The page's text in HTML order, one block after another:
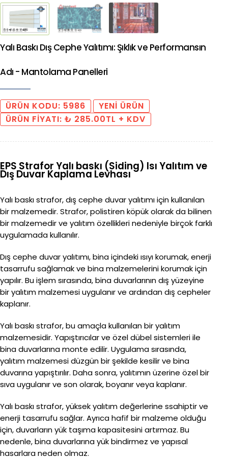
Yalı Baskı Dış Cephe Yalıtımı: Şıklık ve Performansın
Adı - Mantolama Panelleri
ÜRÜN KODU: 5986
YENİ ÜRÜN
ÜRÜN FİYATI: ₺ 285.00TL + KDV
EPS Strafor Yalı baskı (Siding) Isı Yalıtım ve
Dış Duvar Kaplama Levhası
Yalı baskı strafor, dış cephe duvar yalıtımı için kullanılan
bir malzemedir. Strafor, polistiren köpük olarak da bilinen
bir malzemedir ve yalıtım özellikleri nedeniyle birçok farklı
uygulamada kullanılır.
Dış cephe duvar yalıtımı, bina içindeki ısıyı korumak, enerji
tasarrufu sağlamak ve bina malzemelerini korumak için
yapılır. Bu işlem sırasında, bina duvarlarının dış yüzeyine
bir yalıtım malzemesi uygulanır ve ardından dış cepheler
kaplanır.
Yalı baskı strafor, bu amaçla kullanılan bir yalıtım
malzemesidir. Yapıştırıcılar ve özel dübel sistemleri ile
bina duvarlarına monte edilir. Uygulama sırasında,
yalıtım malzemesi düzgün bir şekilde kesilir ve bina
duvarına yapıştırılır. Daha sonra, yalıtımın üzerine özel bir
sıva uygulanır ve son olarak, boyanır veya kaplanır.
Yalı baskı strafor, yüksek yalıtım değerlerine ssahiptir ve
enerji tasarrufu sağlar. Ayrıca hafif bir malzeme olduğu
için, duvarların yük taşıma kapasitesini artırmaz. Bu
nedenle, bina duvarlarına yük bindirmez ve yapısal
hasarlara neden olmaz.